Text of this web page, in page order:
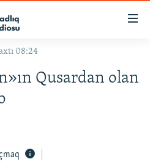
08:24
Qusardan olan